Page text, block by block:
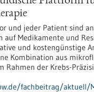
und jeder Patient sind
auf Medikamente und
und kostengünstige
Kombination aus
der Krebs-
fachbeitrag/aktuell/